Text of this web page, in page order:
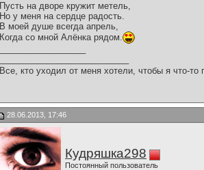
Пусть на дворе кружит метель,
Но у меня на сердце радость.
В моей душе всегда апрель,
Когда со мной Алёнка рядом.
Все, кто уходил от меня хотели, чтобы я что-
28.06.2013, 17:46
Кудряшка298
Постоянный пользователь